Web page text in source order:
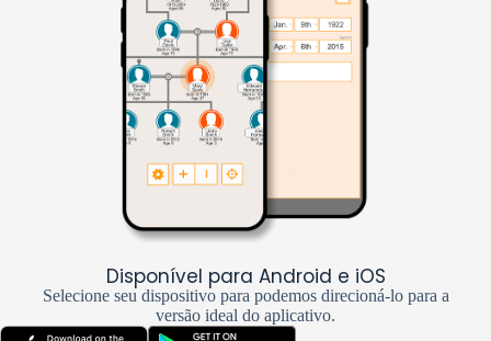
Disponível para Android e iOS
Selecione seu dispositivo para podemos direcioná-lo para a
versão ideal do aplicativo.